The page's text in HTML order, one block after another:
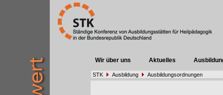
Wir über uns Aktuelles
STK Ausbildung Ausbildungsordnungen